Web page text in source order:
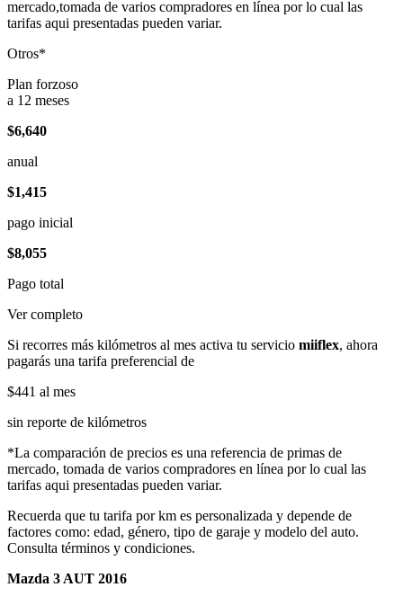
mercado,tomada de varios compradores en línea por lo cual las
tarifas aqui presentadas pueden variar.
Otros*
Plan forzoso
a 12 meses
$6,640
anual
$1,415
pago inicial
$8,055
Pago total
Ver completo
Si recorres más kilómetros al mes activa tu servicio miiflex, ahora
pagarás una tarifa preferencial de
$441 al mes
sin reporte de kilómetros
*La comparación de precios es una referencia de primas de
mercado, tomada de varios compradores en línea por lo cual las
tarifas aqui presentadas pueden variar.
Recuerda que tu tarifa por km es personalizada y depende de
factores como: edad, género, tipo de garaje y modelo del auto.
Consulta términos y condiciones.
Mazda 3 AUT 2016